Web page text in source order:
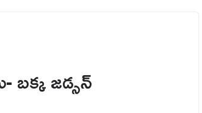
జడ్సన్